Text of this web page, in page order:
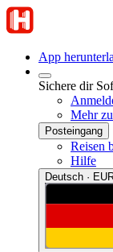
App
Sichere dir
Mehr
Posteingang
Reisen
Hilfe
Deutsch ·